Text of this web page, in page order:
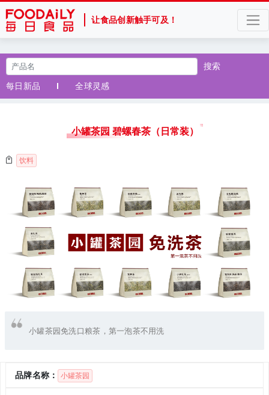
让食品创新触手可及！
搜索
每日新品
全球灵感
小罐茶园 碧螺春茶（日常装）
饮料
小罐茶园免洗口粮茶，第一泡茶不用洗
品牌名称： 小罐茶园